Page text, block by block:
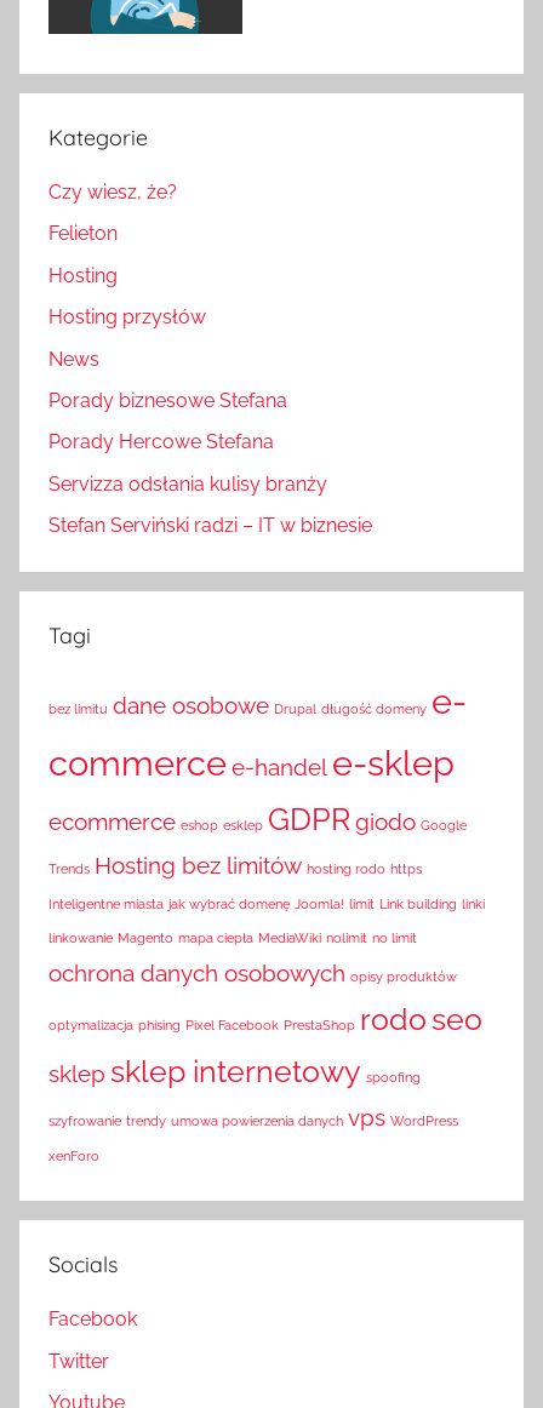
Kategorie
Czy wiesz, że?
Felieton
Hosting
Hosting przysłów
News
Porady biznesowe Stefana
Porady Hercowe Stefana
Servizza odsłania kulisy branży
Stefan Serviński radzi – IT w biznesie
Tagi
bez limitu dane osobowe Drupal długość domeny e-
commercee-handel e-sklep
ecommerce eshop esklep GDPRgiodo Google
Trends Hosting bez limitów hosting rodo https
Inteligentne miasta jak wybrać domenę Joomla! limit Link building linki
linkowanie Magento mapa ciepła MediaWiki nolimit no limit
ochrona danych osobowych opisy produktów
optymalizacja phising Pixel Facebook PrestaShop rodo seo
sklep sklep internetowy spoofing
szyfrowanie trendy umowa powierzenia danych vps WordPress
xenForo
Socials
Facebook
Twitter
Youtube